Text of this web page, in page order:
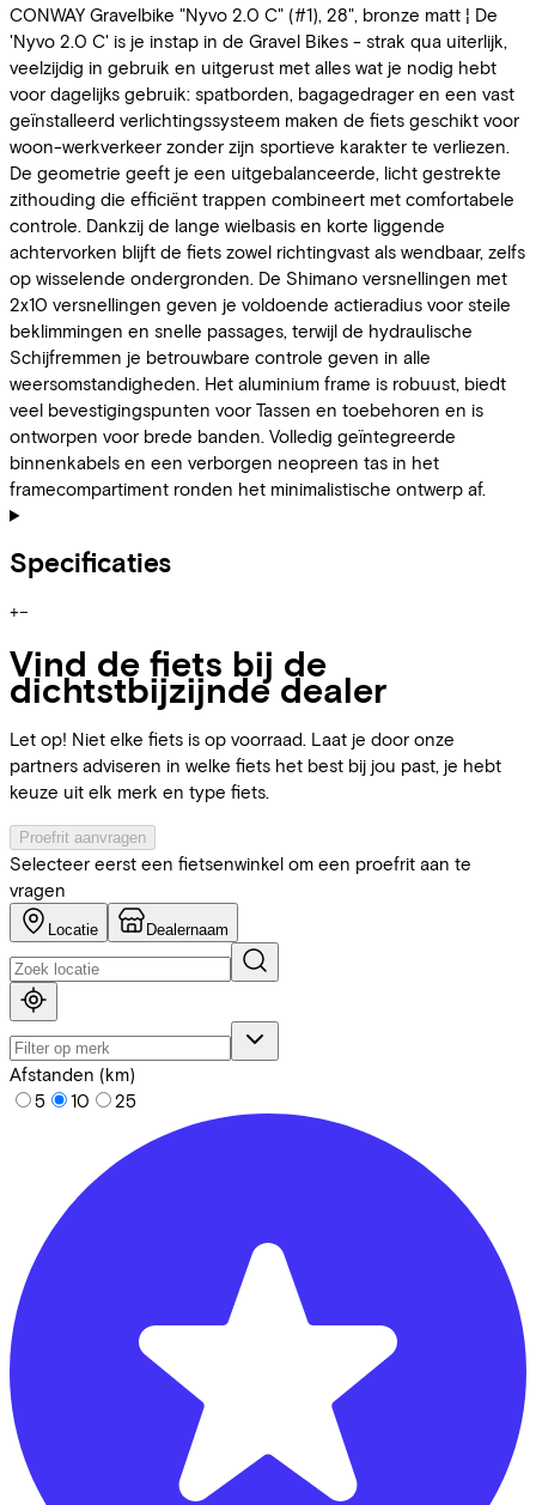
CONWAY Gravelbike "Nyvo 2.0 C" (#1), 28", bronze matt ¦ De
'Nyvo 2.0 C' is je instap in de Gravel Bikes - strak qua uiterlijk,
veelzijdig in gebruik en uitgerust met alles wat je nodig hebt
voor dagelijks gebruik: spatborden, bagagedrager en een vast
geïnstalleerd verlichtingssysteem maken de fiets geschikt voor
woon-werkverkeer zonder zijn sportieve karakter te verliezen.
De geometrie geeft je een uitgebalanceerde, licht gestrekte
zithouding die efficiënt trappen combineert met comfortabele
controle. Dankzij de lange wielbasis en korte liggende
achtervorken blijft de fiets zowel richtingvast als wendbaar, zelfs
op wisselende ondergronden. De Shimano versnellingen met
2x10 versnellingen geven je voldoende actieradius voor steile
beklimmingen en snelle passages, terwijl de hydraulische
Schijfremmen je betrouwbare controle geven in alle
weersomstandigheden. Het aluminium frame is robuust, biedt
veel bevestigingspunten voor Tassen en toebehoren en is
ontworpen voor brede banden. Volledig geïntegreerde
binnenkabels en een verborgen neopreen tas in het
framecompartiment ronden het minimalistische ontwerp af.
Specificaties
+−
Vind de fiets bij de
dichtstbijzijnde dealer
Let op! Niet elke fiets is op voorraad. Laat je door onze
partners adviseren in welke fiets het best bij jou past, je hebt
keuze uit elk merk en type fiets.
Proefrit aanvragen
Selecteer eerst een fietsenwinkel om een proefrit aan te
vragen
Locatie Dealernaam
Afstanden (km)
5
10 25